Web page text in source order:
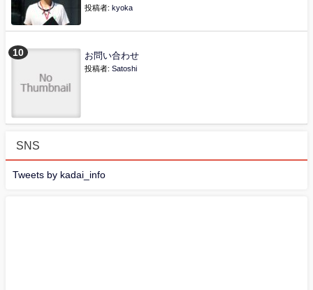
投稿者: kyoka
お問い合わせ
投稿者: Satoshi
SNS
Tweets by kadai_info